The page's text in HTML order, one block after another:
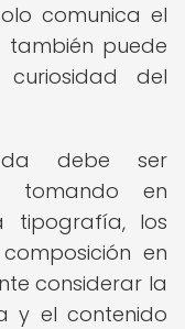
comunica el
también puede
del
debe ser
tomando en
tipografía, los
en
considerar la
y el contenido